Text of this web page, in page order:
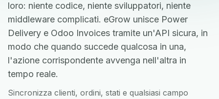
loro: niente codice, niente sviluppatori, niente
middleware complicati. eGrow unisce Power
Delivery e Odoo Invoices tramite un'API sicura, in
modo che quando succede qualcosa in una,
l'azione corrispondente avvenga nell'altra in
tempo reale.
Sincronizza clienti, ordini, stati e qualsiasi campo